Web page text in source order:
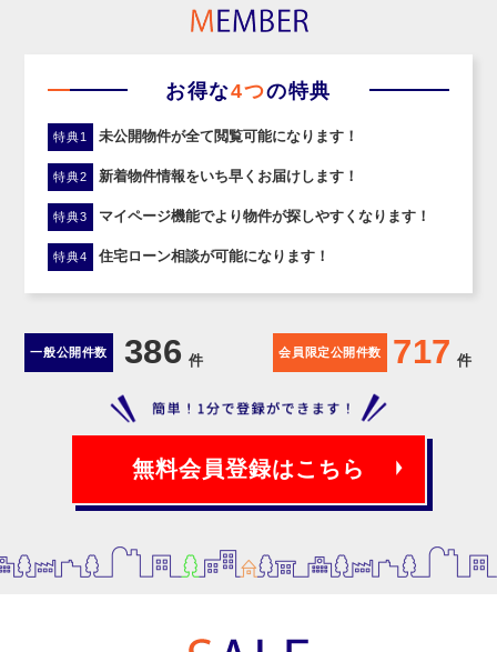
お得な4つの特典
特典1 未公開物件が全て閲覧可能になります！
特典2 新着物件情報をいち早くお届けします！
特典3 マイページ機能でより物件が探しやすくなります！
特典4 住宅ローン相談が可能になります！
一般公開件数 386 件 会員限定公開件数 717 件
無料会員登録はこちら